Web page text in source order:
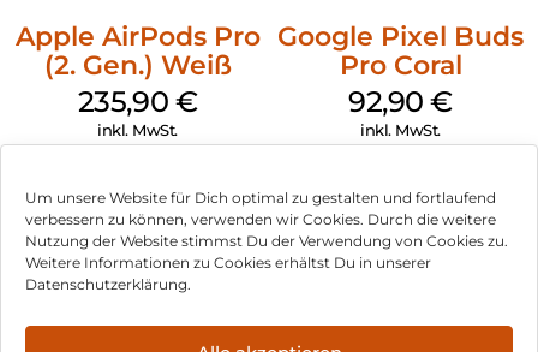
Um unsere Website für Dich optimal zu gestalten und fortlaufend
verbessern zu können, verwenden wir Cookies. Durch die weitere
Nutzung der Website stimmst Du der Verwendung von Cookies zu.
Weitere Informationen zu Cookies erhältst Du in unserer
Datenschutzerklärung.
Apple AirPods Pro
(2. Gen.) Weiß
235,90 €
inkl. MwSt.
Google Pixel Buds
Pro Coral
92,90€
inkl. MwSt.
Impressum